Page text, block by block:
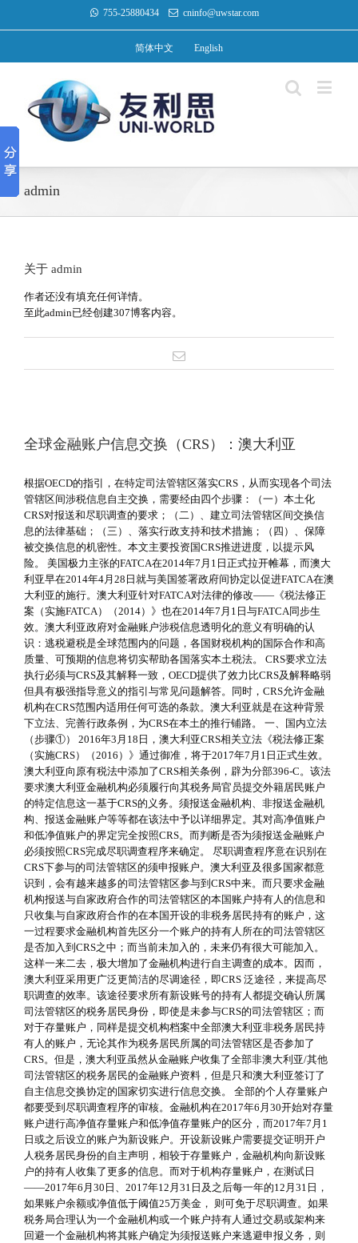
755-25880434 cninfo@uwstar.com
简体中文 English
admin
关于 admin
作者还没有填充任何详情。
至此admin已经创建307博客内容。
全球金融账户信息交换（CRS）：澳大利亚
根据OECD的指引，在特定司法管辖区落实CRS，从而实现各个司法
管辖区间涉税信息自主交换，需要经由四个步骤：（一）本土化
CRS对报送和尽职调查的要求；（二）、建立司法管辖区间交换信
息的法律基础；（三）、落实行政支持和技术措施；（四）、保障
被交换信息的机密性。本文主要投资国CRS推进进度，以提示风
险。 美国极力主张的FATCA在2014年7月1日正式拉开帷幕，而澳大
利亚早在2014年4月28日就与美国签署政府间协定以促进FATCA在澳
大利亚的施行。澳大利亚针对FATCA对法律的修改——《税法修正
案（实施FATCA）（2014）》也在2014年7月1日与FATCA同步生
效。澳大利亚政府对金融账户涉税信息透明化的意义有明确的认
识：逃税避税是全球范围内的问题，各国财税机构的国际合作和高
质量、可预期的信息将切实帮助各国落实本土税法。 CRS要求立法
执行必须与CRS及其解释一致，OECD提供了效力比CRS及解释略弱
但具有极强指导意义的指引与常见问题解答。同时，CRS允许金融
机构在CRS范围内适用任何可选的条款。澳大利亚就是在这种背景
下立法、完善行政条例，为CRS在本土的推行铺路。 一、国内立法
（步骤①） 2016年3月18日，澳大利亚CRS相关立法《税法修正案
（实施CRS）（2016）》通过御准，将于2017年7月1日正式生效。
澳大利亚向原有税法中添加了CRS相关条例，辟为分部396-C。该法
要求澳大利亚金融机构必须履行向其税务局官员提交外籍居民账户
的特定信息这一基于CRS的义务。须报送金融机构、非报送金融机
构、报送金融账户等等都在该法中予以详细界定。其对高净值账户
和低净值账户的界定完全按照CRS。而判断是否为须报送金融账户
必须按照CRS完成尽职调查程序来确定。 尽职调查程序意在识别在
CRS下参与的司法管辖区的须申报账户。澳大利亚及很多国家都意
识到，会有越来越多的司法管辖区参与到CRS中来。而只要求金融
机构报送与自家政府合作的司法管辖区的本国账户持有人的信息和
只收集与自家政府合作的在本国开设的非税务居民持有的账户，这
一过程要求金融机构首先区分一个账户的持有人所在的司法管辖区
是否加入到CRS之中；而当前未加入的，未来仍有很大可能加入。
这样一来二去，极大增加了金融机构进行自主调查的成本。因而，
澳大利亚采用更广泛更简洁的尽调途径，即CRS 泛途径，来提高尽
职调查的效率。该途径要求所有新设账号的持有人都提交确认所属
司法管辖区的税务居民身份，即使是未参与CRS的司法管辖区；而
对于存量账户，同样是提交机构档案中全部澳大利亚非税务居民持
有人的账户，无论其作为税务居民所属的司法管辖区是否参加了
CRS。但是，澳大利亚虽然从金融账户收集了全部非澳大利亚/其他
司法管辖区的税务居民的金融账户资料，但是只和澳大利亚签订了
自主信息交换协定的国家切实进行信息交换。 全部的个人存量账户
都要受到尽职调查程序的审核。金融机构在2017年6月30开始对存量
账户进行高净值存量账户和低净值存量账户的区分，而2017年7月1
日或之后设立的账户为新设账户。开设新设账户需要提交证明开户
人税务居民身份的自主声明，相较于存量账户，金融机构向新设账
户的持有人收集了更多的信息。而对于机构存量账户，在测试日
——2017年6月30日、2017年12月31日及之后每一年的12月31日，
如果账户余额或净值低于阈值25万美金， 则可免于尽职调查。如果
税务局合理认为一个金融机构或一个账户持有人通过交易或架构来
回避一个金融机构将其账户确定为须报送账户来逃避申报义务，则